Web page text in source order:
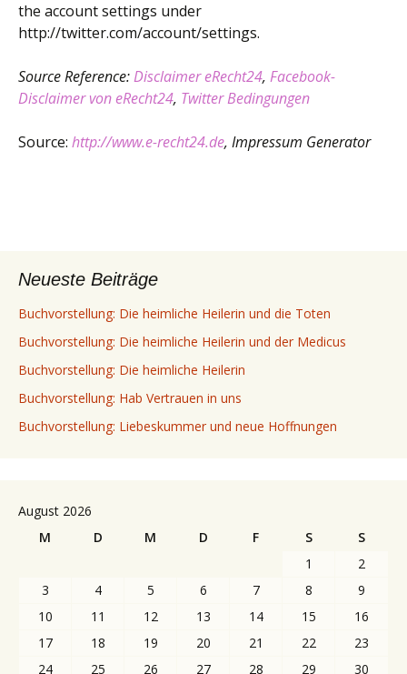
the account settings under
http://twitter.com/account/settings.
Source Reference:Disclaimer eRecht24, Facebook-
Disclaimer von eRecht24, Twitter Bedingungen
Source: http://www.e-recht24.de, Impressum Generator
Neueste Beiträge
Buchvorstellung: Die heimliche Heilerin und die Toten
Buchvorstellung: Die heimliche Heilerin und der Medicus
Buchvorstellung: Die heimliche Heilerin
Buchvorstellung: Hab Vertrauen in uns
Buchvorstellung: Liebeskummer und neue Hoffnungen
August 2026
M
D M D F S
S
1
2
3
4 5 6 7 8
9
10
11 12 13 14 15
16
17
18 19 20 21 22
23
24
25 26 27 28 29 30